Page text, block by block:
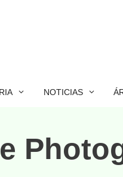
NOTICIAS